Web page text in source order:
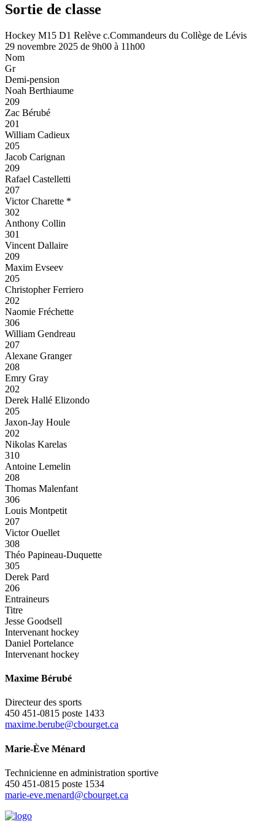
Sortie de classe
Hockey M15 D1 Relève c.Commandeurs du Collège de Lévis
29 novembre 2025 de 9h00 à 11h00
Nom
Gr
Demi-pension
Noah Berthiaume
209
Zac Bérubé
201
William Cadieux
205
Jacob Carignan
209
Rafael Castelletti
207
Victor Charette *
302
Anthony Collin
301
Vincent Dallaire
209
Maxim Evseev
205
Christopher Ferriero
202
Naomie Fréchette
306
William Gendreau
207
Alexane Granger
208
Emry Gray
202
Derek Hallé Elizondo
205
Jaxon-Jay Houle
202
Nikolas Karelas
310
Antoine Lemelin
208
Thomas Malenfant
306
Louis Montpetit
207
Victor Ouellet
308
Théo Papineau-Duquette
305
Derek Pard
206
Entraineurs
Titre
Jesse Goodsell
Intervenant hockey
Daniel Portelance
Intervenant hockey
Maxime Bérubé
Directeur des sports
450 451-0815 poste 1433
maxime.berube@cbourget.ca
Marie-Ève Ménard
Technicienne en administration sportive
450 451-0815 poste 1534
marie-eve.menard@cbourget.ca